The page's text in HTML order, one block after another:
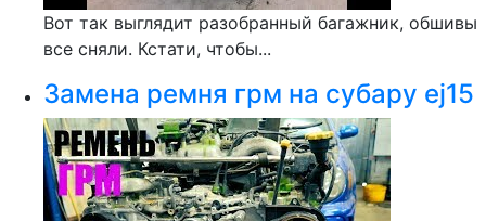
Вот так выглядит разобранный багажник, обшивы
все сняли. Кстати, чтобы...
Замена ремня грм на субару ej15